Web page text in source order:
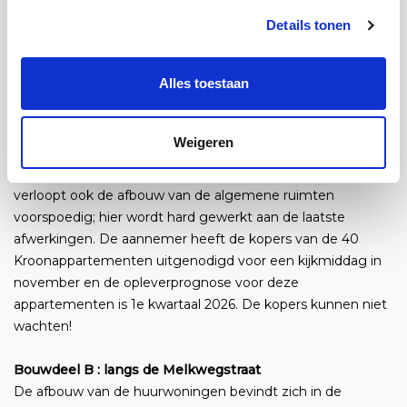
Details tonen
Alles toestaan
Weigeren
met het aanleggen van de bestrating rondom het gebouw.
de oplevering.
Bouwdeel A: de hoogbouw met de Kroonappartementen
afgerond. De woningen worden nu zorgvuldig ingeregeld,
zodat alle installaties optimaal functioneren. Ondertussen
verloopt ook de afbouw van de algemene ruimten
voorspoedig; hier wordt hard gewerkt aan de laatste
afwerkingen. De aannemer heeft de kopers van de 40
Kroonappartementen uitgenodigd voor een kijkmiddag in
november en de opleverprognose voor deze
appartementen is 1e kwartaal 2026. De kopers kunnen niet
wachten!
Bouwdeel B : langs de Melkwegstraat
De afbouw van de huurwoningen bevindt zich in de